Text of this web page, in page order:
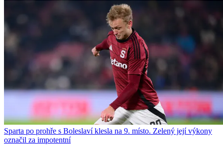
Sparta po prohře s Boleslaví klesla na 9. místo. Zelený její výkony
označil za impotentní